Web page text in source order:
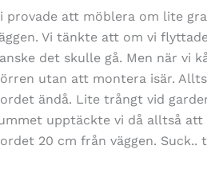
provade att möblera om lite
Vi tänkte att om vi
det skulle gå. Men när vi
utan att montera isär.
ändå. Lite trångt vid
upptäckte vi då alltså att
20 cm från väggen.